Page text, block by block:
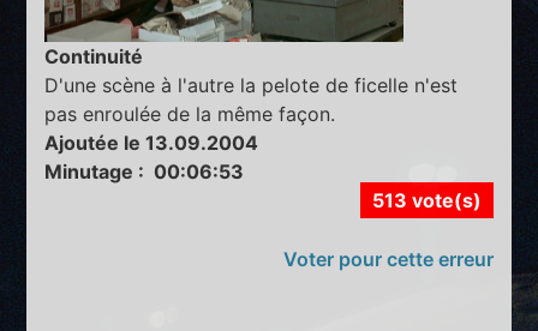
Continuité
D'une scène à l'autre la pelote de ficelle n'est
pas enroulée de la même façon.
Ajoutée le 13.09.2004
Minutage : 00:06:53
513 vote(s)
Voter pour cette erreur